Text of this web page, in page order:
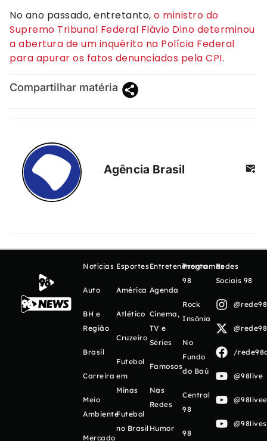
No ano passado, entretanto, o ministro do
Supremo Tribunal Federal Flávio Dino determinou
a abertura de um inquérito na Polícia Federal
para apurar os fatos denunciados pela CPI.
Compartilhar matéria
Agência Brasil
Notícias
Auto
BH e
Região
Brasil
Carreira
Meio
Ambiente
Mercado
Esportes
América
Atlético
Cruzeiro
Futebol
em
Minas
Futebol
no Brasil
Entretenimento
Agenda
Cinema,
TV e
Séries
Famosos
Nas
Redes
Humor
Programas
98
Rock
Insônia
No
Fundo
do Baú
Central
98
98
Redes
Sociais 98
/
@98live